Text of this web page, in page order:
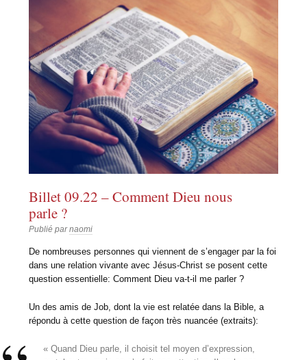
Billet 09.22 – Comment Dieu nous
parle ?
Publié parnaomi
De nombreuses personnes qui viennent de s’engager par la foi
dans une relation vivante avec Jésus-Christ se posent cette
question essentielle: Comment Dieu va-t-il me parler ?
Un des amis de Job, dont la vie est relatée dans la Bible, a
répondu à cette question de façon très nuancée (extraits):
« Quand Dieu parle, il choisit tel moyen d’expression,